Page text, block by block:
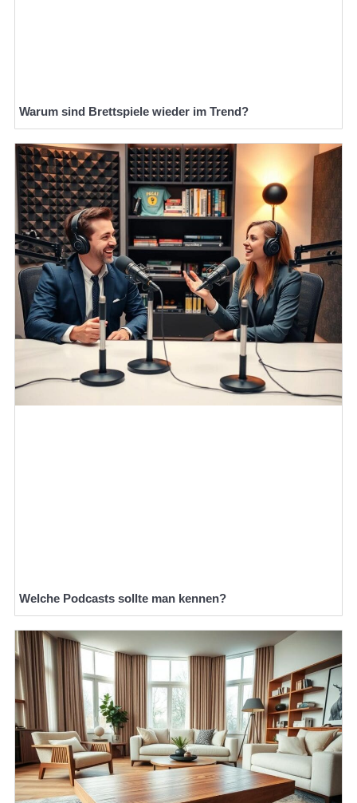
Warum sind Brettspiele wieder im Trend?
Welche Podcasts sollte man kennen?